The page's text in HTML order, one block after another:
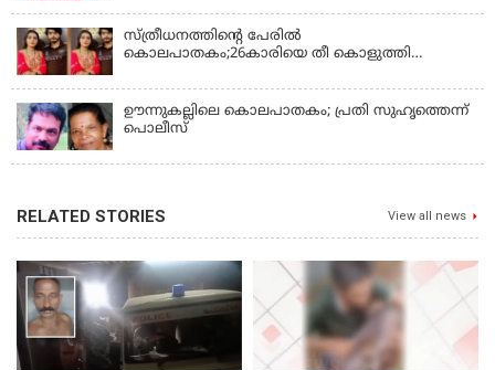
സ്ത്രീധനത്തിന്റെ പേരില്‍
കൊലപാതകം;26കാരിയെ തീ കൊളുത്തി
ഊന്നുകല്ലിലെ കൊലപാതകം; പ്രതി സുഹൃത്തെന്ന്
പൊലീസ്
RELATED STORIES View all news